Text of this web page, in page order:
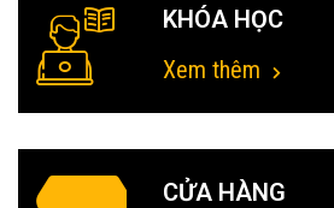
KHÓA HỌC
Xem thêm
CỬA HÀNG